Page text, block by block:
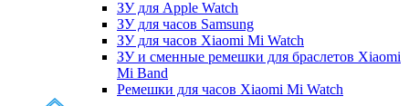
ЗУ для Apple Watch
ЗУ для часов Samsung
ЗУ для часов Xiaomi Mi Watch
ЗУ и сменные ремешки для браслетов Xiaomi
Mi Band
Ремешки для часов Xiaomi Mi Watch